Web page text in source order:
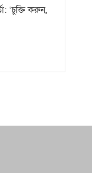
‘চুক্তি করুন,